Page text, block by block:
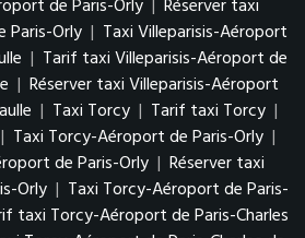
de Paris-Orly | Réserver taxi
Paris-Orly | Taxi Villeparisis-Aéroport
| Tarif taxi Villeparisis-Aéroport de
| Réserver taxi Villeparisis-Aéroport
| Taxi Torcy | Tarif taxi Torcy |
| Taxi Torcy-Aéroport de Paris-Orly |
de Paris-Orly | Réserver taxi
Orly | Taxi Torcy-Aéroport de Paris-
taxi Torcy-Aéroport de Paris-Charles